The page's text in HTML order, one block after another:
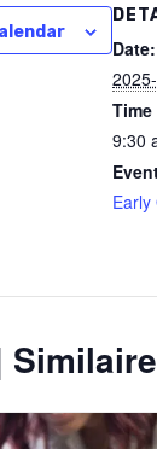
Date:
Time
9:30
Early
Similaire